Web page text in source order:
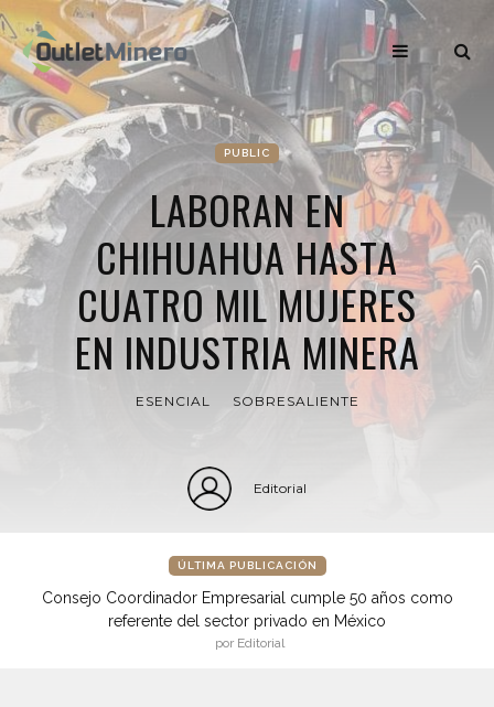
PUBLIC
LABORAN EN
CHIHUAHUA HASTA
CUATRO MIL MUJERES
EN INDUSTRIA MINERA
ESENCIAL SOBRESALIENTE
Editorial
ÚLTIMA PUBLICACIÓN
Consejo Coordinador Empresarial cumple 50 años como
referente del sector privado en México
por Editorial